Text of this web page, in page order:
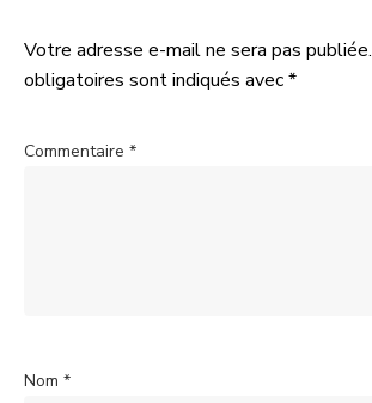
Votre adresse e-mail ne sera pas publiée.
obligatoires sont indiqués avec*
Commentaire *
Nom *